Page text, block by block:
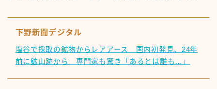
下野新聞デジタル
塩谷で採取の鉱物からレアアース 国内初発見、24年
前に鉱山跡から 専門家も驚き「あるとは誰も…」